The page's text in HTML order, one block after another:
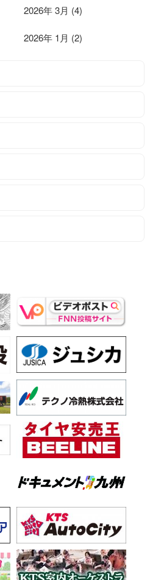
2026年 3月 (4)
2026年 1月 (2)